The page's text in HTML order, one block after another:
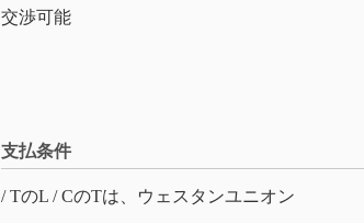
交渉可能
支払条件
/ TのL / CのTは、ウェスタンユニオン